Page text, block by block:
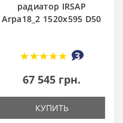
радиатор IRSAP
Arpa18_2 1520x595 D50
3
67 545 грн.
КУПИТЬ